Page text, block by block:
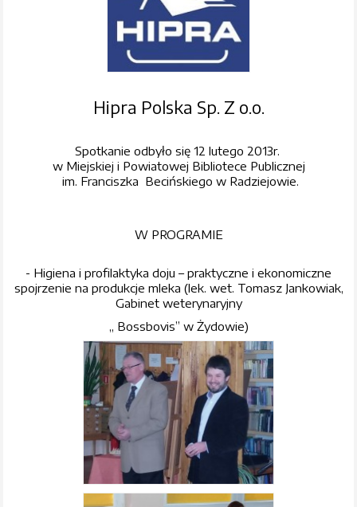
Hipra Polska Sp. Z o.o.
Spotkanie odbyło się 12 lutego 2013r.
w Miejskiej i Powiatowej Bibliotece Publicznej
im. Franciszka Becińskiego w Radziejowie.
W PROGRAMIE
- Higiena i profilaktyka doju – praktyczne i ekonomiczne
spojrzenie na produkcje mleka (lek. wet. Tomasz Jankowiak,
Gabinet weterynaryjny
„ Bossbovis” w Żydowie)